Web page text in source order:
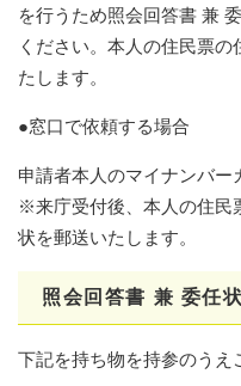
を行うため照会回答書 兼
ください。本人の住民票
たします。
●窓口で依頼する場合
申請者本人のマイナンバー
※来庁受付後、本人の住民
状を郵送いたします。
照会回答書 兼 委任
下記を持ち物を持参のうえ